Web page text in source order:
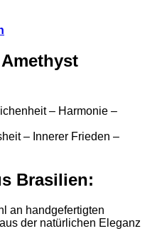
– Harmonie –
– Innerer Frieden –
Brasilien:
an handgefertigten
der natürlichen Eleganz